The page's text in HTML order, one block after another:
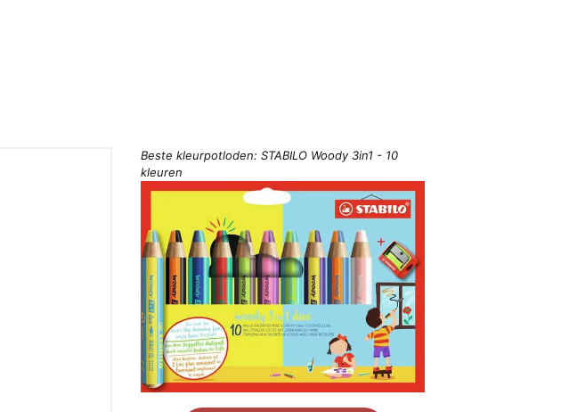
Beste kleurpotloden: STABILO Woody 3in1 - 10
kleuren